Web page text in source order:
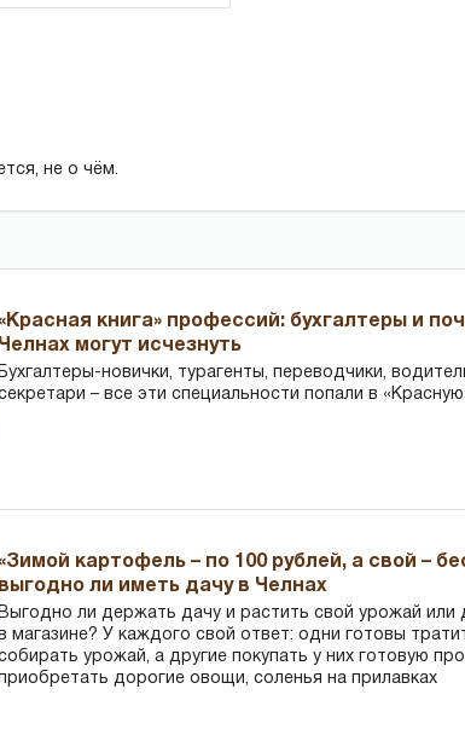
не о чём.
«Красная книга» профессий: бухгалтеры и
Челнах могут исчезнуть
Бухгалтеры-новички, тур­агенты, переводчики,
– все эти специальности попали в
«Зимой картофель – по 100 рублей, а свой –
выгодно ли иметь дачу в Челнах
Выгодно ли держать дачу и растить свой урожай или
магазине? У каждого свой ответ: одни готовы
урожай, а другие покупать у них готовую
дорогие овощи, соленья на прилавках